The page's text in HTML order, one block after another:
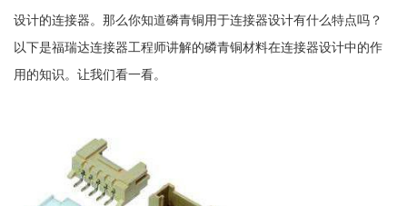
设计的连接器。那么你知道磷青铜用于连接器设计有什么特点吗？
以下是福瑞达连接器工程师讲解的磷青铜材料在连接器设计中的作
用的知识。让我们看一看。